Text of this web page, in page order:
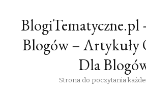
BlogiTematyczne.pl
Blogów – Artykuły
Dla
Strona do poczytania